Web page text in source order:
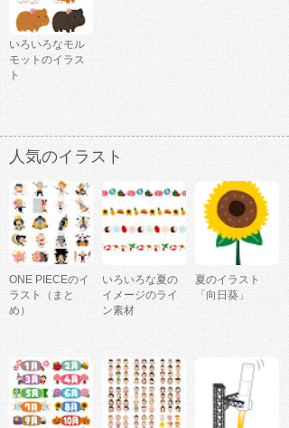
いろいろなモル
モットのイラス
ト
人気のイラスト
ONE PIECEのイ
ラスト（まと
め）
いろいろな夏の
イメージのライ
ン素材
夏のイラスト
「向日葵」